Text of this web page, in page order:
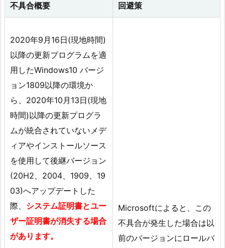
不具合概要 回避策
2020年9月16日(現地時間)
以降の更新プログラムを適
用したWindows10 バージ
ョン1809以降の環境か
ら、2020年10月13日(現地
時間)以降の更新プログラ
ムが統合されていないメデ
ィアやインストールソース
を使用して後継バージョン
(20H2、2004、1909、19
03)へアップデートした
際、 システム証明書とユー
ザー証明書が消失する場合
があります。
Microsoftによると、この
不具合が発生した場合は以
前のバージョンにロールバ